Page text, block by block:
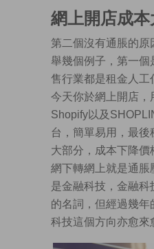
網上開店成
第二個沒有通脹的原
舉幾個例子，第一個
售行業都是租金人工
今天你於網上開店，
Shopify以及
台，簡單易用，最後
大部分，成本下降價
網下轉網上就是通脹
是金融科技，金融
的名詞，但經過幾年
科技這個方向亦愈來